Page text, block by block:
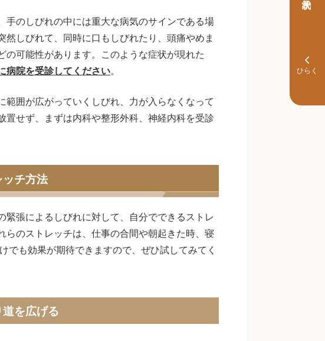
手のしびれの中には重大な病気のサインである場
しびれて、同時に口もしびれたり、頭痛やめま
の可能性があります。このような症状が現れた
病院を受診してください。
範囲が広がっていくしびれ、力が入らなくなって
置せず、まずは内科や整形外科、神経内科を受診
チ方法
緊張によるしびれに対して、自分でできるストレ
らのストレッチは、仕事の合間や朝起きた時、寝
でも効果が期待できますので、ぜひ試してみてく
を広げる